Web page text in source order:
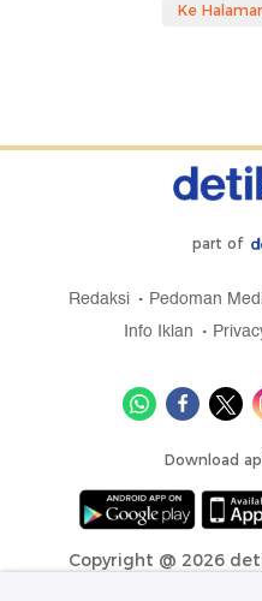
Ke
part of
Redaksi Pedoman
Info Iklan
Download
Copyright @ 2026